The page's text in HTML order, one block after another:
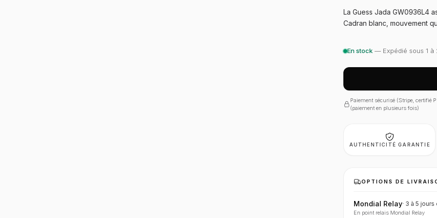
La Guess Jada GW0936L4
Cadran blanc, mouvement
En stock — Expédié sous 1 à
Paiement sécurisé (Stripe, certifié
(paiement en plusieurs fois)
AUTHENTICITÉ GARANTIE
OPTIONS DE
Mondial Relay· 3 à 5 jours
En point relais Mondial Relay